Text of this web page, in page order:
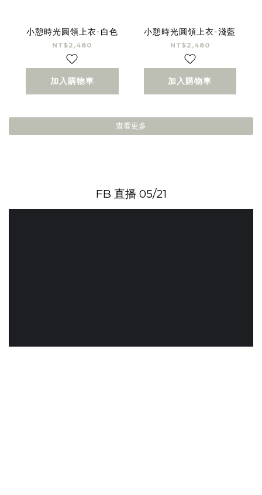
小憩時光圓領上衣-白色
NT$2,480
加入購物車
小憩時光圓領上衣-淺藍
NT$2,480
加入購物車
查看更多
FB 直播 05/21